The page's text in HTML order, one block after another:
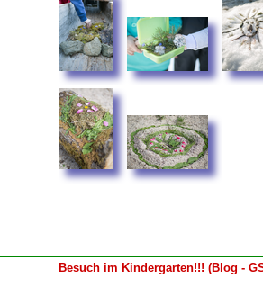
Besuch im Kindergarten!!! (Blog -